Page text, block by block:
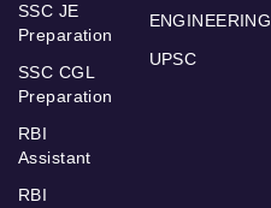
SSC JE
Preparation
SSC CGL
Preparation
RBI
Assistant
RBI
ENGINEERING
UPSC